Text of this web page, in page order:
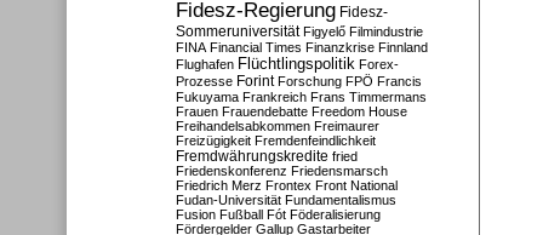
Fidesz-Regierung Fidesz-
Sommeruniversität Figyelő Filmindustrie
FINA Financial Times Finanzkrise Finnland
Flughafen Flüchtlingspolitik Forex-
Prozesse Forint Forschung FPÖ Francis
Fukuyama Frankreich Frans Timmermans
Frauen Frauendebatte Freedom House
Freihandelsabkommen Freimaurer
Freizügigkeit Fremdenfeindlichkeit
Fremdwährungskredite fried
Friedenskonferenz Friedensmarsch
Friedrich Merz Frontex Front National
Fudan-Universität Fundamentalismus
Fusion Fußball Fót Föderalisierung
Fördergelder Gallup Gastarbeiter